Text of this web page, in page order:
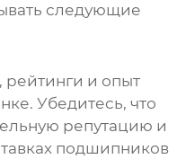
следующие
рейтинги и опыт
Убедитесь, что
репутацию и
подшипников